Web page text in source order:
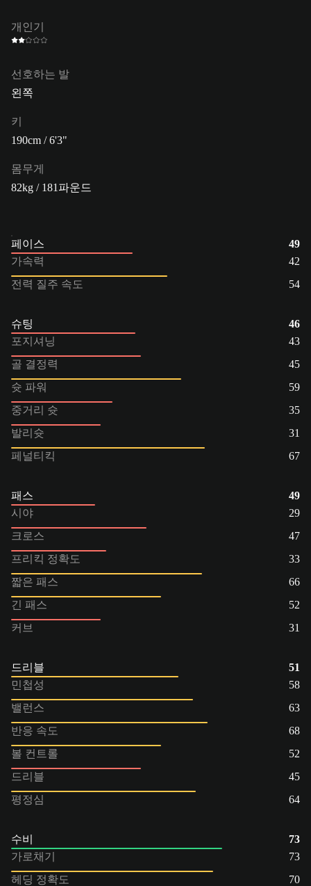
개인기
선호하는 발
왼쪽
키
190cm / 6'3"
몸무게
82kg / 181파운드
페이스
49
가속력
42
전력 질주 속도
54
슈팅
46
포지셔닝
43
골 결정력
45
슛 파워
59
중거리 슛
35
발리슛
31
페널티킥
67
패스
49
시야
29
크로스
47
프리킥 정확도
33
짧은 패스
66
긴 패스
52
커브
31
드리블
51
민첩성
58
밸런스
63
반응 속도
68
볼 컨트롤
52
드리블
45
평정심
64
수비
73
가로채기
73
헤딩 정확도
70